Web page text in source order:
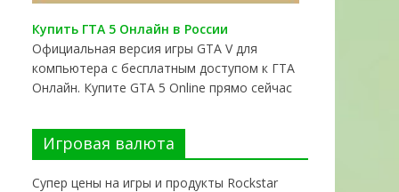
Купить ГТА 5 Онлайн в России
Официальная версия игры GTA V для
компьютера с бесплатным доступом к ГТА
Онлайн. Купите GTA 5 Online прямо сейчас
Игровая валюта
Супер цены на игры и продукты Rockstar